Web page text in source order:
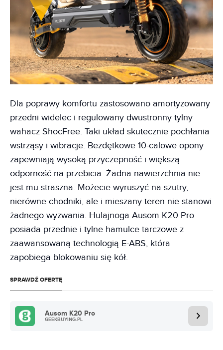
Dla poprawy komfortu zastosowano amortyzowany
przedni widelec i regulowany dwustronny tylny
wahacz ShocFree. Taki układ skutecznie pochłania
wstrząsy i wibracje. Bezdętkowe 10-calowe opony
zapewniają wysoką przyczepność i większą
odporność na przebicia. Żadna nawierzchnia nie
jest mu straszna. Możecie wyruszyć na szutry,
nierówne chodniki, ale i mieszany teren nie stanowi
żadnego wyzwania. Hulajnoga Ausom K20 Pro
posiada przednie i tylne hamulce tarczowe z
zaawansowaną technologią E-ABS, która
zapobiega blokowaniu się kół.
SPRAWDŹ OFERTĘ
Ausom K20 Pro
GEEKBUYING.PL